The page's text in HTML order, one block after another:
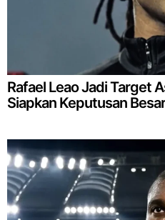
Rafael Leao Jadi Target
Siapkan Keputusan